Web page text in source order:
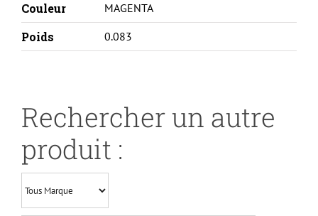
Couleur
MAGENTA
Poids 0.083
Rechercher un autre
produit :